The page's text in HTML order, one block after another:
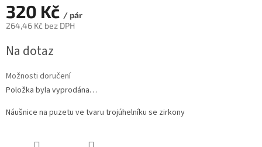
320 Kč / pár
264,46 Kč bez DPH
cena:
Na dotaz
Možnosti doručení
Položka byla vyprodána…
Náušnice na puzetu ve tvaru trojúhelníku se zirkony